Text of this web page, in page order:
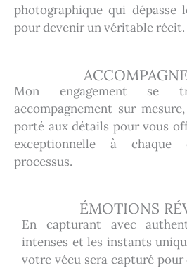
photographique qui dépasse
pour devenir un véritable récit.
Mon engagement se
accompagnement sur
porté aux détails pour vous
exceptionnelle à
processus.
ÉMOTIONS
En capturant avec
intenses et les instants
votre vécu sera capturé pour